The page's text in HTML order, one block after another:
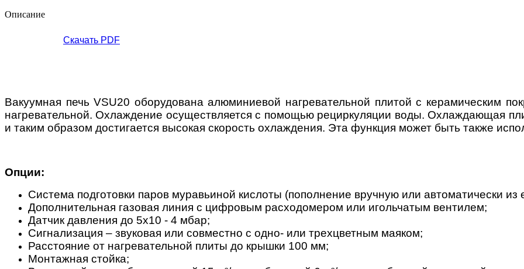
Описание
Скачать PDF
Вакуумная печь VSU20 оборудована алюминиевой нагревательной плитой с керамическим
нагревательной. Охлаждение осуществляется с помощью рециркуляции воды. Охлаждающая
и таким образом достигается высокая скорость охлаждения. Эта функция может быть также
Опции:
Система подготовки паров муравьиной кислоты (пополнение вручную или автоматически
Дополнительная газовая линия с цифровым расходомером или игольчатым вентилем;
Датчик давления до 5х10 - 4 мбар;
Сигнализация – звуковая или совместно с одно- или трехцветным маяком;
Расстояние от нагревательной плиты до крышки 100 мм;
Монтажная стойка;